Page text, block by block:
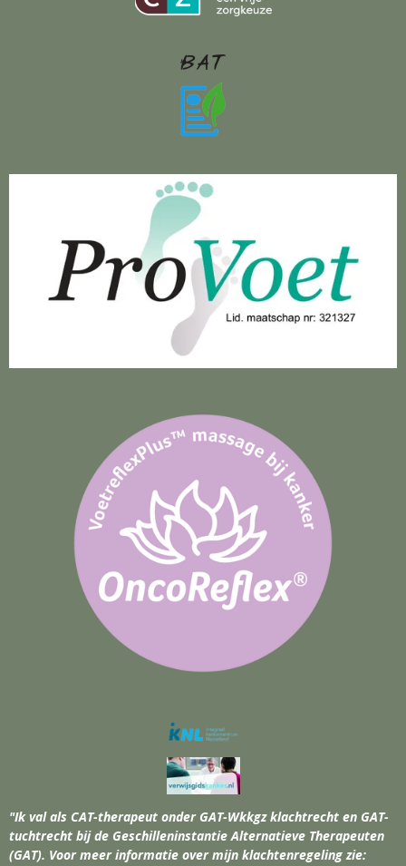
"Ik val als CAT-therapeut onder GAT-Wkkgz klachtrecht en GAT-
tuchtrecht bij de Geschilleninstantie Alternatieve Therapeuten
(GAT). Voor meer informatie over mijn klachtenregeling zie: